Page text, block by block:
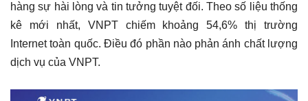
hàng sự hài lòng và tin tưởng tuyệt đối. Theo số liệu thống
kê mới nhất, VNPT chiếm khoảng 54,6% thị trường
Internet toàn quốc. Điều đó phần nào phản ánh chất lượng
dịch vụ của VNPT.